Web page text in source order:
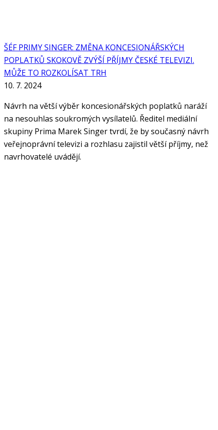
ŠÉF PRIMY SINGER: ZMĚNA KONCESIONÁŘSKÝCH
POPLATKŮ SKOKOVĚ ZVÝŠÍ PŘÍJMY ČESKÉ TELEVIZI.
MŮŽE TO ROZKOLÍSAT TRH
10. 7. 2024
Návrh na větší výběr koncesionářských poplatků naráží
na nesouhlas soukromých vysílatelů. Ředitel mediální
skupiny Prima Marek Singer tvrdí, že by současný návrh
veřejnoprávní televizi a rozhlasu zajistil větší příjmy, než
navrhovatelé uvádějí.